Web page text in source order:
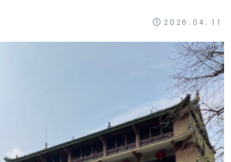
2026.04.11